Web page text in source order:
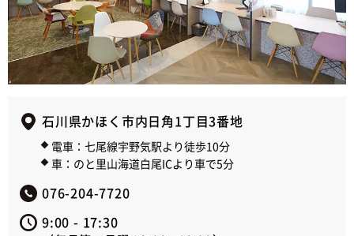
石川県かほく市内日角1丁目3番地
電車：七尾線宇野気駅より徒歩10分
車：のと里山海道白尾ICより車で5分
076-204-7720
9:00 - 17:30